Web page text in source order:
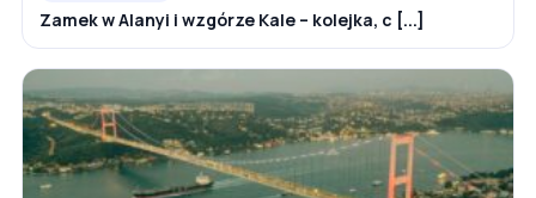
Zamek w Alanyi i wzgórze Kale – kolejka, c [...]